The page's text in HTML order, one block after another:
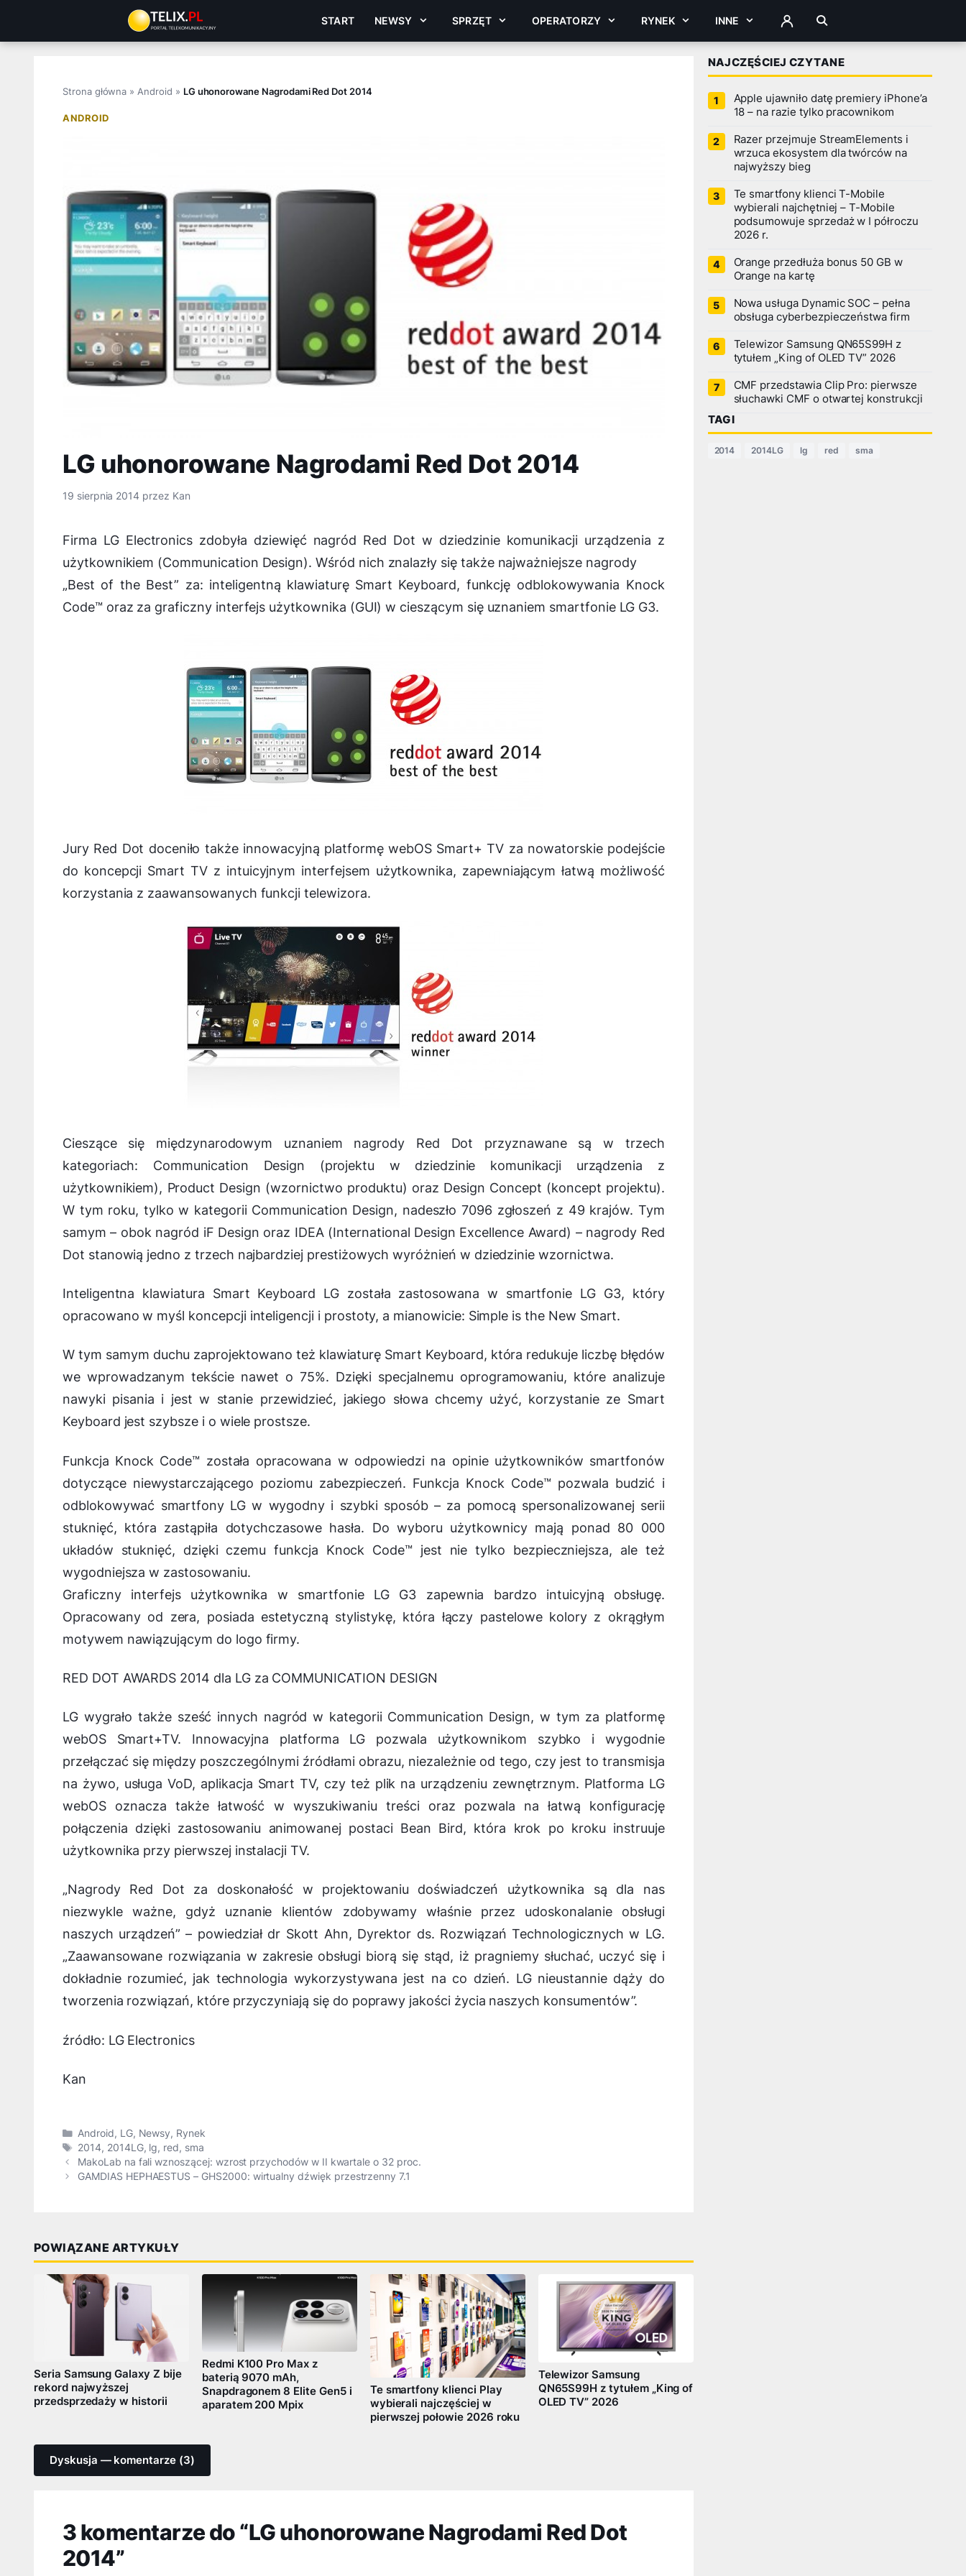
treści
START NEWSY SPRZĘT OPERATORZY RYNEK INNE ZALOGUJ
Strona główna » Android » LG uhonorowane Nagrodami Red Dot 2014
ANDROID
LG uhonorowane Nagrodami Red Dot 2014
19 sierpnia 2014 przez Kan
Firma LG Electronics zdobyła dziewięć nagród Red Dot w dziedzinie komunikacji urządzenia z
użytkownikiem (Communication Design). Wśród nich znalazły się także najważniejsze nagrody
„Best of the Best” za: inteligentną klawiaturę Smart Keyboard, funkcję odblokowywania Knock
Code™ oraz za graficzny interfejs użytkownika (GUI) w cieszącym się uznaniem smartfonie LG G3.
Jury Red Dot doceniło także innowacyjną platformę webOS Smart+ TV za nowatorskie podejście
do koncepcji Smart TV z intuicyjnym interfejsem użytkownika, zapewniającym łatwą możliwość
korzystania z zaawansowanych funkcji telewizora.
Cieszące się międzynarodowym uznaniem nagrody Red Dot przyznawane są w trzech
kategoriach: Communication Design (projektu w dziedzinie komunikacji urządzenia z
użytkownikiem), Product Design (wzornictwo produktu) oraz Design Concept (koncept projektu).
W tym roku, tylko w kategorii Communication Design, nadeszło 7096 zgłoszeń z 49 krajów. Tym
samym – obok nagród iF Design oraz IDEA (International Design Excellence Award) – nagrody Red
Dot stanowią jedno z trzech najbardziej prestiżowych wyróżnień w dziedzinie wzornictwa.
Inteligentna klawiatura Smart Keyboard LG została zastosowana w smartfonie LG G3, który
opracowano w myśl koncepcji inteligencji i prostoty, a mianowicie: Simple is the New Smart.
W tym samym duchu zaprojektowano też klawiaturę Smart Keyboard, która redukuje liczbę błędów
we wprowadzanym tekście nawet o 75%. Dzięki specjalnemu oprogramowaniu, które analizuje
nawyki pisania i jest w stanie przewidzieć, jakiego słowa chcemy użyć, korzystanie ze Smart
Keyboard jest szybsze i o wiele prostsze.
Funkcja Knock Code™ została opracowana w odpowiedzi na opinie użytkowników smartfonów
dotyczące niewystarczającego poziomu zabezpieczeń. Funkcja Knock Code™ pozwala budzić i
odblokowywać smartfony LG w wygodny i szybki sposób – za pomocą spersonalizowanej serii
stuknięć, która zastąpiła dotychczasowe hasła. Do wyboru użytkownicy mają ponad 80 000
układów stuknięć, dzięki czemu funkcja Knock Code™ jest nie tylko bezpieczniejsza, ale też
wygodniejsza w zastosowaniu.
Graficzny interfejs użytkownika w smartfonie LG G3 zapewnia bardzo intuicyjną obsługę.
Opracowany od zera, posiada estetyczną stylistykę, która łączy pastelowe kolory z okrągłym
motywem nawiązującym do logo firmy.
RED DOT AWARDS 2014 dla LG za COMMUNICATION DESIGN
LG wygrało także sześć innych nagród w kategorii Communication Design, w tym za platformę
webOS Smart+TV. Innowacyjna platforma LG pozwala użytkownikom szybko i wygodnie
przełączać się między poszczególnymi źródłami obrazu, niezależnie od tego, czy jest to transmisja
na żywo, usługa VoD, aplikacja Smart TV, czy też plik na urządzeniu zewnętrznym. Platforma LG
webOS oznacza także łatwość w wyszukiwaniu treści oraz pozwala na łatwą konfigurację
połączenia dzięki zastosowaniu animowanej postaci Bean Bird, która krok po kroku instruuje
użytkownika przy pierwszej instalacji TV.
„Nagrody Red Dot za doskonałość w projektowaniu doświadczeń użytkownika są dla nas
niezwykle ważne, gdyż uznanie klientów zdobywamy właśnie przez udoskonalanie obsługi
naszych urządzeń” – powiedział dr Skott Ahn, Dyrektor ds. Rozwiązań Technologicznych w LG.
„Zaawansowane rozwiązania w zakresie obsługi biorą się stąd, iż pragniemy słuchać, uczyć się i
dokładnie rozumieć, jak technologia wykorzystywana jest na co dzień. LG nieustannie dąży do
tworzenia rozwiązań, które przyczyniają się do poprawy jakości życia naszych konsumentów”.
źródło: LG Electronics
Kan
Kategorie
Android, LG, Newsy, Rynek
Tagi
2014, 2014LG, lg, red, sma
MakoLab na fali wznoszącej: wzrost przychodów w II kwartale o 32 proc.
GAMDIAS HEPHAESTUS – GHS2000: wirtualny dźwięk przestrzenny 7.1
POWIĄZANE ARTYKUŁY
Seria Samsung Galaxy Z bije
rekord najwyższej
przedsprzedaży w historii
Redmi K100 Pro Max z
baterią 9070 mAh,
Snapdragonem 8 Elite Gen5 i
aparatem 200 Mpix
Te smartfony klienci Play
wybierali najczęściej w
pierwszej połowie 2026 roku
Telewizor Samsung
QN65S99H z tytułem „King of
OLED TV” 2026
Dyskusja — komentarze (3)
3 komentarze do “LG uhonorowane Nagrodami Red Dot
2014”
NAJCZĘŚCIEJ CZYTANE
Apple ujawniło datę premiery iPhone’a
18 – na razie tylko pracownikom
Razer przejmuje StreamElements i
wrzuca ekosystem dla twórców na
najwyższy bieg
Te smartfony klienci T-Mobile
wybierali najchętniej – T-Mobile
podsumowuje sprzedaż w I półroczu
2026 r.
Orange przedłuża bonus 50 GB w
Orange na kartę
Nowa usługa Dynamic SOC – pełna
obsługa cyberbezpieczeństwa firm
Telewizor Samsung QN65S99H z
tytułem „King of OLED TV” 2026
CMF przedstawia Clip Pro: pierwsze
słuchawki CMF o otwartej konstrukcji
TAGI
2014 2014LG lg red sma